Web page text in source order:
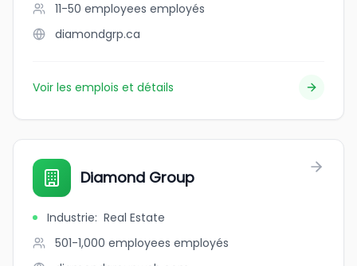
11-50 employees employés
diamondgrp.ca
Voir les emplois et détails
Diamond Group
Industrie: Real Estate
501-1,000 employees employés